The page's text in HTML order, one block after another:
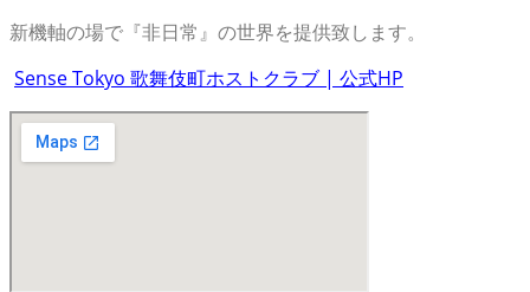
新機軸の場で『非日常』の世界を提供致します。
Sense Tokyo 歌舞伎町ホストクラブ | 公式HP